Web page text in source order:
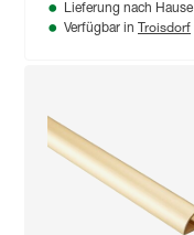
Lieferung nach Hause
Verfügbar in Troisdorf